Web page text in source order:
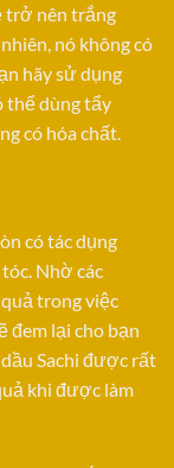
trở nên trắng
nó không có
hãy sử dụng
thể dùng tẩy
có hóa chất.
có tác dụng
Nhờ các
trong việc
đem lại cho bạn
Sachi được rất
khi được làm